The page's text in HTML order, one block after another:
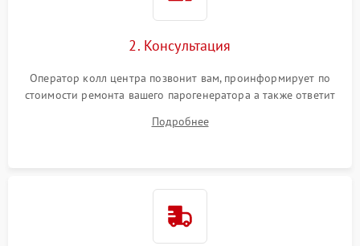
2. Консультация
Оператор колл центра позвонит вам, проинформирует по
стоимости ремонта вашего парогенератора а также ответит
Подробнее